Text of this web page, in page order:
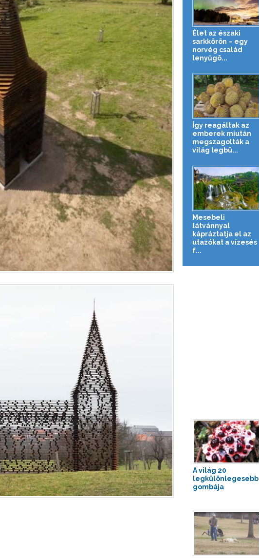
Élet az északi
sarkkörön – egy
norvég család
lenyűgö...
Így reagáltak az
emberek miután
megszagolták a
világ legbü...
Mesebeli
látvánnyal
kápráztatja el az
utazókat a vízesés
f...
A világ 20
legkülönlegesebb
gombája